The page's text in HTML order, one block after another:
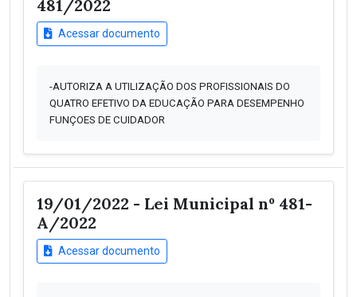
481/2022
Acessar documento
-AUTORIZA A UTILIZAÇÃO DOS PROFISSIONAIS DO
QUATRO EFETIVO DA EDUCAÇÃO PARA DESEMPENHO
FUNÇOES DE CUIDADOR
19/01/2022 - Lei Municipal nº 481-
A/2022
Acessar documento